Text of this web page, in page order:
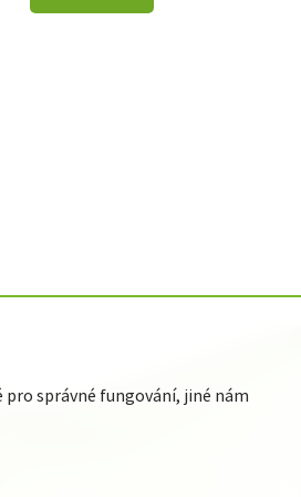
správné fungování, jiné nám